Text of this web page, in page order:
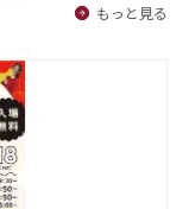
もっと見る